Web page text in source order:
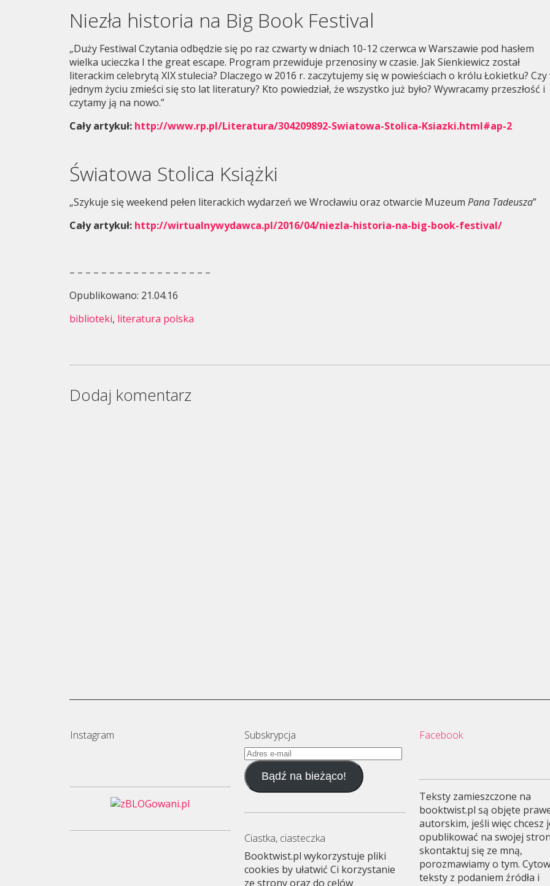
Niezła historia na Big Book Festival
„Duży Festiwal Czytania odbędzie się po raz czwarty w dniach 10-12 czerwca w Warszawie pod hasłem
wielka ucieczka I the great escape. Program przewiduje przenosiny w czasie. Jak Sienkiewicz został
literackim celebrytą XIX stulecia? Dlaczego w 2016 r. zaczytujemy się w powieściach o królu Łokietku? Czy
jednym życiu zmieści się sto lat literatury? Kto powiedział, że wszystko już było? Wywracamy przeszłość i
czytamy ją na nowo.”
Cały artykuł: http://www.rp.pl/Literatura/304209892-Swiatowa-Stolica-Ksiazki.html#ap-2
Światowa Stolica Książki
„Szykuje się weekend pełen literackich wydarzeń we Wrocławiu oraz otwarcie MuzeumPana Tadeusza”
Cały artykuł: http://wirtualnywydawca.pl/2016/04/niezla-historia-na-big-book-festival/
– – – – – – – – – – – – – – – – – –
Opublikowano: 21.04.16
biblioteki, literatura polska
Dodaj komentarz
Instagram
Subskrypcja
Adres
e-
mailBądź na bieżąco!
Ciastka, ciasteczka
Booktwist.pl wykorzystuje pliki
cookies by ułatwić Ci korzystanie
ze strony oraz do celów
Facebook
Teksty zamieszczone na
booktwist.pl są objęte
autorskim, jeśli więc chcesz
opublikować na swojej
skontaktuj się ze mną,
porozmawiamy o tym.
teksty z podaniem źródła i